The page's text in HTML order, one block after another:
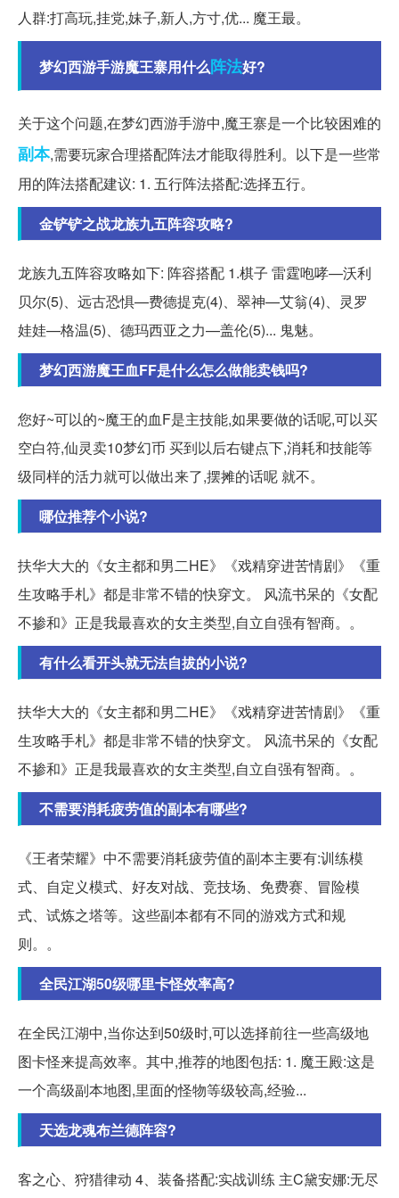
人群:打高玩,挂党,妹子,新人,方寸,优... 魔王最。
梦幻西游手游魔王寨用什么阵法好?
关于这个问题,在梦幻西游手游中,魔王寨是一个比较困难的
副本,需要玩家合理搭配阵法才能取得胜利。以下是一些常
用的阵法搭配建议: 1. 五行阵法搭配:选择五行。
金铲铲之战龙族九五阵容攻略?
龙族九五阵容攻略如下: 阵容搭配 1.棋子 雷霆咆哮—沃利
贝尔(5)、远古恐惧—费德提克(4)、翠神—艾翁(4)、灵罗
娃娃—格温(5)、德玛西亚之力—盖伦(5)... 鬼魅。
梦幻西游魔王血FF是什么怎么做能卖钱吗?
您好~可以的~魔王的血F是主技能,如果要做的话呢,可以买
空白符,仙灵卖10梦幻币 买到以后右键点下,消耗和技能等
级同样的活力就可以做出来了,摆摊的话呢 就不。
哪位推荐个小说?
扶华大大的《女主都和男二HE》《戏精穿进苦情剧》《重
生攻略手札》都是非常不错的快穿文。 风流书呆的《女配
不掺和》正是我最喜欢的女主类型,自立自强有智商。。
有什么看开头就无法自拔的小说?
扶华大大的《女主都和男二HE》《戏精穿进苦情剧》《重
生攻略手札》都是非常不错的快穿文。 风流书呆的《女配
不掺和》正是我最喜欢的女主类型,自立自强有智商。。
不需要消耗疲劳值的副本有哪些?
《王者荣耀》中不需要消耗疲劳值的副本主要有:训练模
式、自定义模式、好友对战、竞技场、免费赛、冒险模
式、试炼之塔等。这些副本都有不同的游戏方式和规
则。。
全民江湖50级哪里卡怪效率高?
在全民江湖中,当你达到50级时,可以选择前往一些高级地
图卡怪来提高效率。其中,推荐的地图包括: 1. 魔王殿:这是
一个高级副本地图,里面的怪物等级较高,经验...
天选龙魂布兰德阵容?
客之心、狩猎律动 4、装备搭配:实战训练 主C黛安娜:无尽